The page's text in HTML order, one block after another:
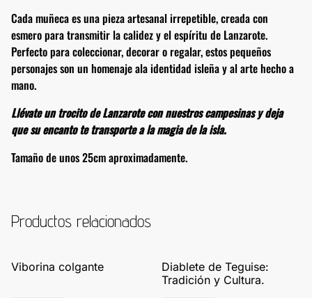
Cada muñeca es una pieza artesanal irrepetible, creada con
esmero para transmitir la calidez y el espíritu de Lanzarote.
Perfecto para coleccionar, decorar o regalar, estos pequeños
personajes son un homenaje ala identidad isleña y al arte hecho a
mano.
Llévate un trocito de Lanzarote con nuestros campesinas y deja
que su encanto te transporte a la magia de la isla.
Tamaño de unos 25cm aproximadamente.
Productos relacionados
Viborina colgante
Diablete de Teguise:
Tradición y Cultura.